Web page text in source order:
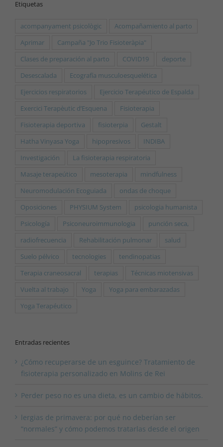
Etiquetas
acompanyament psicològic
Acompañamiento al parto
Aprimar
Campaña "Jo Trio Fisioteràpia"
Clases de preparación al parto
COVID19
deporte
Desescalada
Ecografía musculoesquelética
Ejercicios respiratorios
Ejercicio Terapéutico de Espalda
Exercici Terapèutic d’Esquena
Fisioterapia
Fisioterapia deportiva
fisioterpia
Gestalt
Hatha Vinyasa Yoga
hipopresivos
INDIBA
Investigación
La fisioterapia respiratoria
Masaje terapeútico
mesoterapia
mindfulness
Neuromodulación Ecoguiada
ondas de choque
Oposiciones
PHYSIUM System
psicologia humanista
Psicología
Psiconeuroimmunologia
punción seca,
radiofrecuencia
Rehabilitación pulmonar
salud
Suelo pélvico
tecnologies
tendinopatias
Terapia craneosacral
terapias
Técnicas miotensivas
Vuelta al trabajo
Yoga
Yoga para embarazadas
Yoga Terapéutico
Entradas recientes
¿Cómo recuperarse de un esguince? Tratamiento de
fisioterapia personalizado en Molins de Rei
Perder peso no es una dieta, es un cambio de hábitos.
lergias de primavera: por qué no deberían ser
“normales” y cómo podemos tratarlas desde el origen